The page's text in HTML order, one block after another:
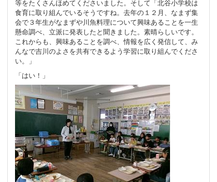
等をたくさんほめてくださいました。そして「北谷小学校は
食育に取り組んでいるそうですね。去年の１２月、なまず集
会で３年生がなまずや川魚料理について興味あることを一生
懸命調べ、立派に発表したと聞きました。素晴らしいです。
これからも、興味あることを調べ、情報を広く発信して、み
んなで吉川のよさを共有できるよう学習に取り組んでくださ
い。」
「はい！」